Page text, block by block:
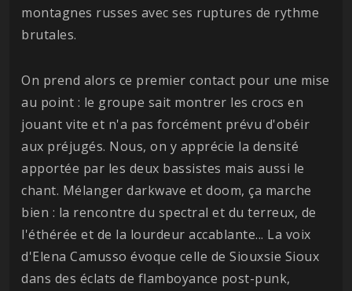
montagnes russes avec ses ruptures de rythme
brutales.
On prend alors ce premier contact pour une mise
au point : le groupe sait montrer les crocs en
jouant vite et n'a pas forcément prévu d'obéir
aux préjugés. Nous, on y apprécie la densité
apportée par les deux bassistes mais aussi le
chant. Mélanger darkwave et doom, ça marche
bien : la rencontre du spectral et du terreux, de
l'éthérée et de la lourdeur accablante... La voix
d'Elena Camusso évoque celle de Siouxsie Sioux
dans des éclats de flamboyance post-punk,